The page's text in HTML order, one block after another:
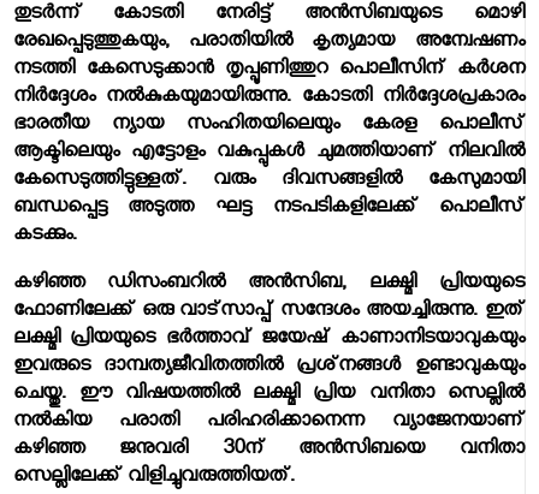
തുടര്‍ന്ന് കോടതി നേരിട്ട് അന്‍സിബയുടെ മൊഴി
രേഖപ്പെടുത്തുകയും, പരാതിയില്‍ കൃത്യമായ അന്വേഷണം
നടത്തി കേസെടുക്കാന്‍ തൃപ്പൂണിത്തുറ പൊലീസിന് കര്‍ശന
നിര്‍ദ്ദേശം നല്‍കുകയുമായിരുന്നു. കോടതി നിര്‍ദ്ദേശപ്രകാരം
ഭാരതീയ ന്യായ സംഹിതയിലെയും കേരള പൊലീസ്
ആക്ടിലെയും എട്ടോളം വകുപ്പുകള്‍ ചുമത്തിയാണ് നിലവില്‍
കേസെടുത്തിട്ടുള്ളത്. വരും ദിവസങ്ങളില്‍ കേസുമായി
ബന്ധപ്പെട്ട അടുത്ത ഘട്ട നടപടികളിലേക്ക് പൊലീസ്
കടക്കും.
കഴിഞ്ഞ ഡിസംബറില്‍ അന്‍സിബ, ലക്ഷ്മി പ്രിയയുടെ
ഫോണിലേക്ക് ഒരു വാട്‌സാപ്പ് സന്ദേശം അയച്ചിരുന്നു. ഇത്
ലക്ഷ്മി പ്രിയയുടെ ഭര്‍ത്താവ് ജയേഷ് കാണാനിടയാവുകയും
ഇവരുടെ ദാമ്പത്യജീവിതത്തില്‍ പ്രശ്‌നങ്ങള്‍ ഉണ്ടാവുകയും
ചെയ്തു. ഈ വിഷയത്തില്‍ ലക്ഷ്മി പ്രിയ വനിതാ സെല്ലില്‍
നല്‍കിയ പരാതി പരിഹരിക്കാനെന്ന വ്യാജേനയാണ്
കഴിഞ്ഞ ജനുവരി 30ന് അന്‍സിബയെ വനിതാ
സെല്ലിലേക്ക് വിളിച്ചുവരുത്തിയത്.